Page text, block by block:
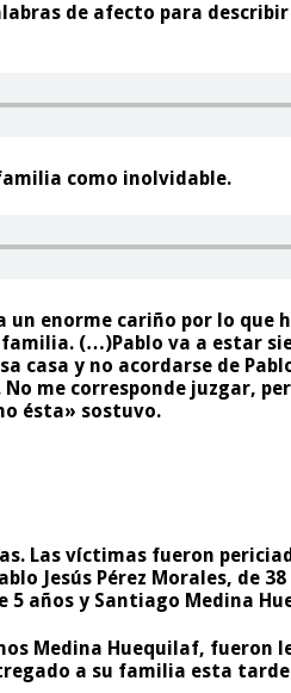
de afecto para
como inolvidable.
un enorme cariño por lo que
(…)Pablo va a estar
casa y no acordarse de
me corresponde juzgar,
ésta» sostuvo.
Las víctimas fueron
Jesús Pérez Morales, de
5 años y Santiago Medina
Medina Huequilaf, fueron
a su familia esta